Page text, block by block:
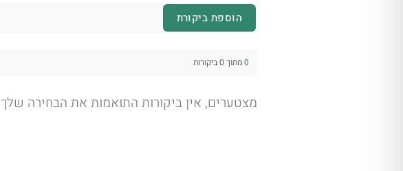
הוספת ביקורת
0 מתוך 0 ביקורות
מצטערים, אין ביקורות התואמות את הבחירה שלך